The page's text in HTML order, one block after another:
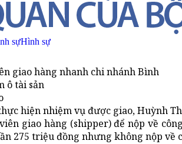
sựHình sự
giao hàng nhanh chi nhánh Bình
ô tài sản
hiện nhiệm vụ được giao, Huỳnh
giao hàng (shipper) để nộp về
275 triệu đồng nhưng không nộp về